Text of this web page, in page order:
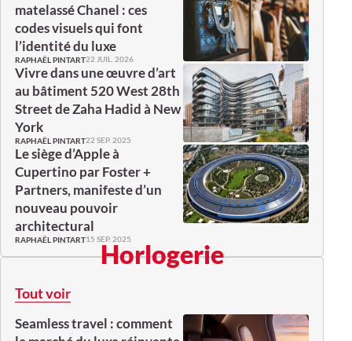
matelassé Chanel : ces
codes visuels qui font
l’identité du luxe
RAPHAËL PINTART22 JUIL. 2026
Vivre dans une œuvre d’art
au bâtiment 520 West 28th
Street de Zaha Hadid à New
York
RAPHAËL PINTART22 SEP. 2025
Le siège d’Apple à
Cupertino par Foster +
Partners, manifeste d’un
nouveau pouvoir
architectural
RAPHAËL PINTART15 SEP. 2025
Horlogerie
Tout voir
Seamless travel : comment